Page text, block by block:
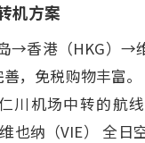
机方案
→香港（HKG）→
善，免税购物丰富
川机场中转的航
也纳（VIE） 全